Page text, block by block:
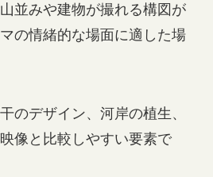
並みや建物が撮れる構図が
の情緒的な場面に適した場
のデザイン、河岸の植生、
像と比較しやすい要素で